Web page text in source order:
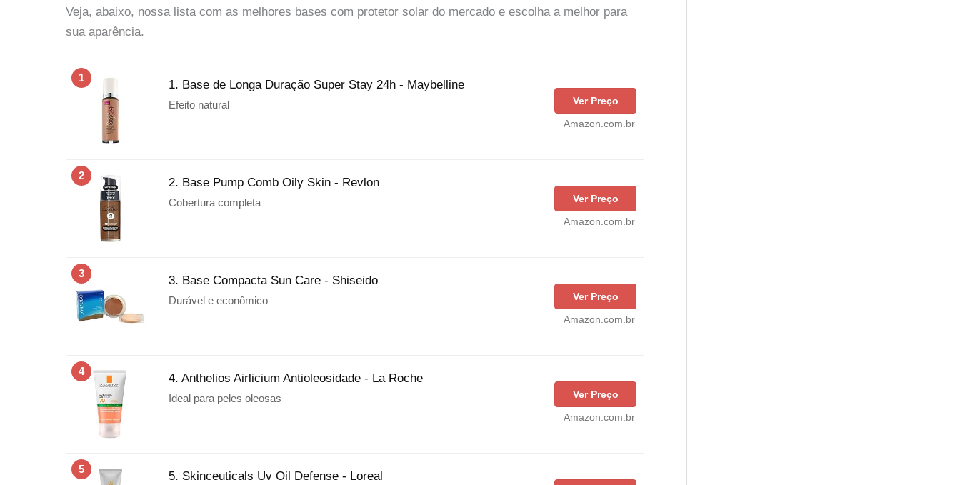
Veja, abaixo, nossa lista com as melhores bases com protetor solar do mercado e escolha a melhor para
sua aparência.
1
1. Base de Longa Duração Super Stay 24h - Maybelline
Efeito natural
Ver Preço
Amazon.com.br
2
2. Base Pump Comb Oily Skin - Revlon
Cobertura completa
Ver Preço
Amazon.com.br
3
3. Base Compacta Sun Care - Shiseido
Durável e econômico
Ver Preço
Amazon.com.br
4
4. Anthelios Airlicium Antioleosidade - La Roche
Ideal para peles oleosas
Ver Preço
Amazon.com.br
5
5. Skinceuticals Uv Oil Defense - Loreal